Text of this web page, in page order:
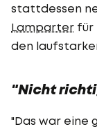
stattdessen
Lamparter für
den
"Nicht
"Das war eine